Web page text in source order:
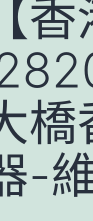
香
-